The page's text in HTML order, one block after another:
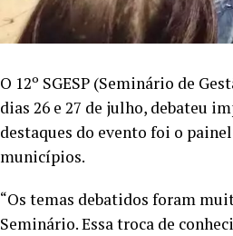
O 12º SGESP (Seminário de
dias 26 e 27 de julho, debateu
destaques do evento foi o
municípios.
“Os temas debatidos foram
Seminário. Essa troca de